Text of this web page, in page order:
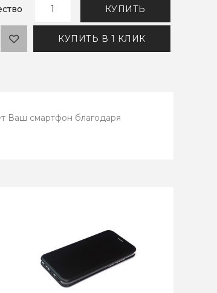
КУПИТЬ
КУПИТЬ В 1 КЛИК
Ваш смартфон благодаря